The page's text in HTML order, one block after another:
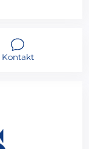
Kontakt